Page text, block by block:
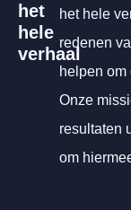
het
hele
verhaal
het hele
redenen
helpen om
Onze
resultaten
om